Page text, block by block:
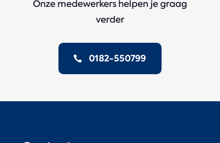
Onze medewerkers helpen je graag
verder
0182-550799